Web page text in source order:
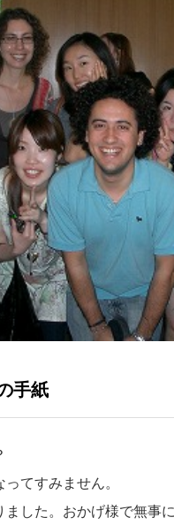
手紙
てすみません。
した。おかげ様で無事